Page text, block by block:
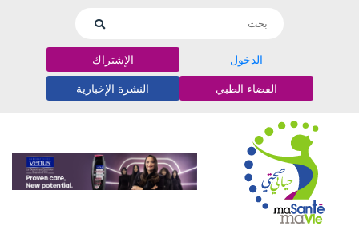
الدخول الإشتراك
الفضاء الطبي النشرة الإخبارية